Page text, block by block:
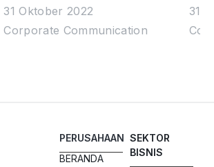
Hadiah dan Bintang
31 Oktober 2022
Corporate Communication
31
PERUSAHAAN
BERANDA
SEKTOR
BISNIS